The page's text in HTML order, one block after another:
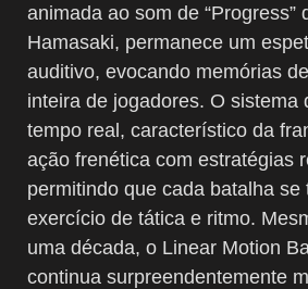
animada ao som de “Progress”
Hamasaki, permanece um
auditivo, evocando memórias
inteira de jogadores. O sistema
tempo real, característico da
ação frenética com estratégias
permitindo que cada batalha se
exercício de tática e ritmo.
uma década, o Linear Motion
continua surpreendentemente